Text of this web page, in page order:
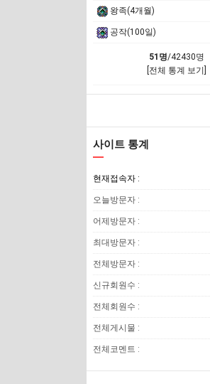
왕족(4개월)
공작(100일)
51명/42430명
[전체 통계 보기]
사이트 통계
현재접속자 :
오늘방문자 :
어제방문자 :
최대방문자 :
전체방문자 :
신규회원수 :
전체회원수 :
전체게시물 :
전체코멘트 :